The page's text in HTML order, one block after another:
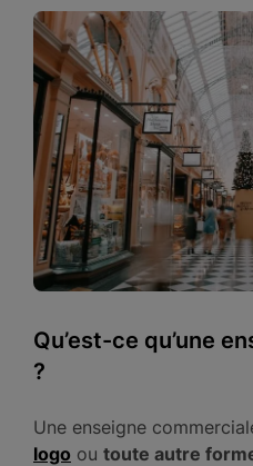
Qu’est-ce qu’une
?
Une enseigne
logo ou toute autre